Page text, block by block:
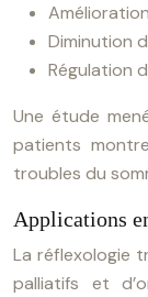
Diminution
Régulation
Une étude
patients
troubles du
Applications
La réflexologie
palliatifs et